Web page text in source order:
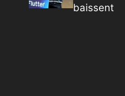
baissent